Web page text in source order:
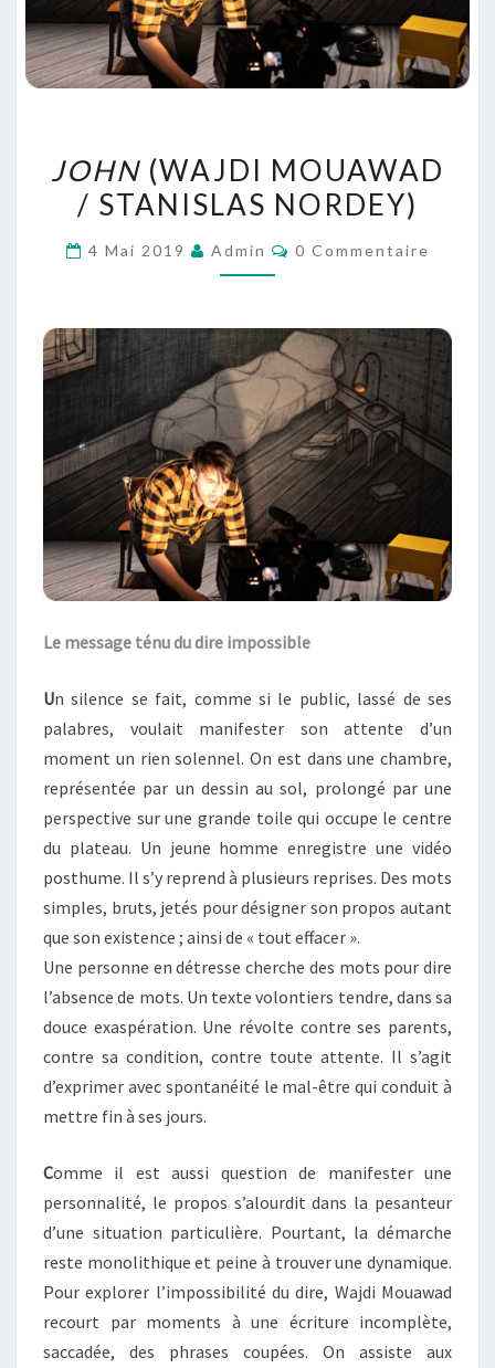
(WAJDI
MOUAWAD
STANISLAS
JOHN (WAJDI MOUAWAD
/ STANISLAS NORDEY)
4 Mai 2019 Admin Commentaires
0 Commentaire
Le message ténu du dire impossible
Un silence se fait, comme si le public, lassé de ses
palabres, voulait manifester son attente d’un
moment un rien solennel. On est dans une chambre,
représentée par un dessin au sol, prolongé par une
perspective sur une grande toile qui occupe le centre
du plateau. Un jeune homme enregistre une vidéo
posthume. Il s’y reprend à plusieurs reprises. Des mots
simples, bruts, jetés pour désigner son propos autant
que son existence ; ainsi de « tout effacer ».
Une personne en détresse cherche des mots pour dire
l’absence de mots. Un texte volontiers tendre, dans sa
douce exaspération. Une révolte contre ses parents,
contre sa condition, contre toute attente. Il s’agit
d’exprimer avec spontanéité le mal-être qui conduit à
mettre fin à ses jours.
Comme il est aussi question de manifester une
personnalité, le propos s’alourdit dans la pesanteur
d’une situation particulière. Pourtant, la démarche
reste monolithique et peine à trouver une dynamique.
Pour explorer l’impossibilité du dire, Wajdi Mouawad
recourt par moments à une écriture incomplète,
saccadée, des phrases coupées. On assiste aux